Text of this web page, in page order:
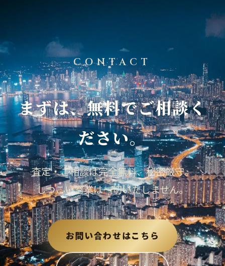
CONTACT
まずは、無料でご相談く
ださい。
査定・ご相談は完全無料、秘密厳守。
しつこい営業は一切いたしません。
お問い合わせはこちら